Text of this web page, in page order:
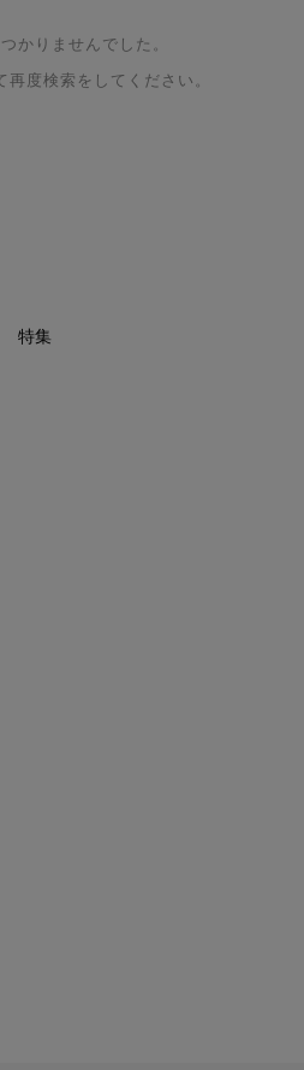
かりませんでした。
度検索をしてください。
特集